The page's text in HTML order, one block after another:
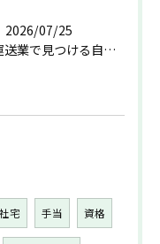
2026/07/25
運送業で見つける自分らしい働き方と安定の未来
社宅 手当 資格